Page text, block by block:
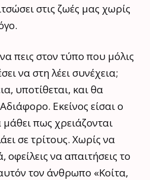
στις ζωές μας χωρίς
πεις στον τύπο που μόλις
να στη λέει συνέχεια;
υποτίθεται, και θα
Εκείνος είσαι ο
πως χρειάζονται
σε τρίτους. Χωρίς να
οφείλεις να απαιτήσεις το
τον άνθρωπο «Κοίτα,